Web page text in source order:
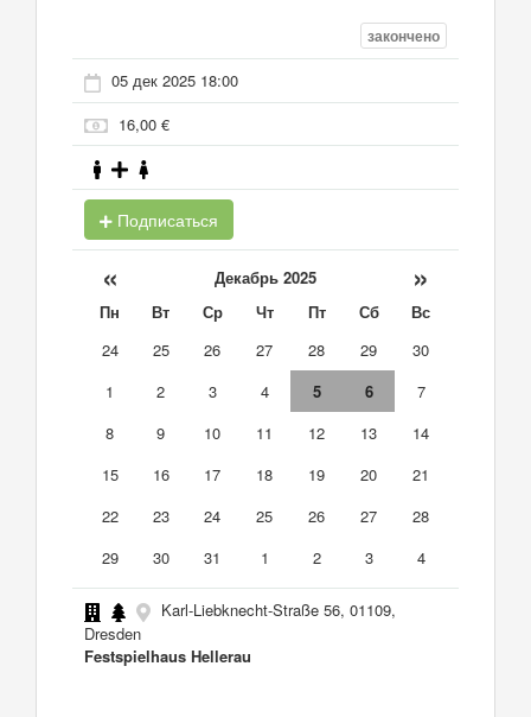
закончено
05 дек 2025 18:00
16,00 €
Подписаться
« Декабрь 2025 »
Пн Вт Ср Чт Пт Сб
Вс
24
25 26 27 28 29
30
1
2 3 4 5 6
7
8
9 10 11 12 13
14
15
16 17 18 19 20
21
22
23 24 25 26 27
28
29
30 31 1 2 3 4
Karl-Liebknecht-Straße 56, 01109,
Dresden
Festspielhaus Hellerau